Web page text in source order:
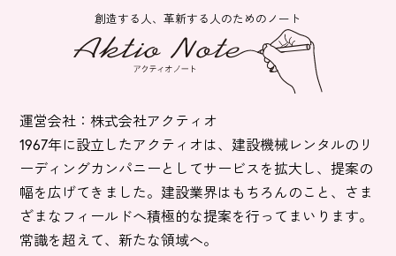
創造する人、革新する人のためのノート
運営会社：株式会社アクティオ
1967年に設立したアクティオは、建設機械レンタルのリ
ーディングカンパニーとしてサービスを拡大し、提案の
幅を広げてきました。建設業界はもちろんのこと、さま
ざまなフィールドへ積極的な提案を行ってまいります。
常識を超えて、新たな領域へ。